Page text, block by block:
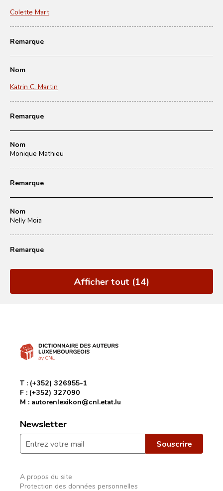
Colette Mart
Remarque
Nom
Katrin C. Martin
Remarque
Nom
Monique Mathieu
Remarque
Nom
Nelly Moia
Remarque
Afficher tout (14)
T : (+352) 326955-1
F : (+352) 327090
M : autorenlexikon@cnl.etat.lu
Newsletter
A propos du site
Protection des données personnelles